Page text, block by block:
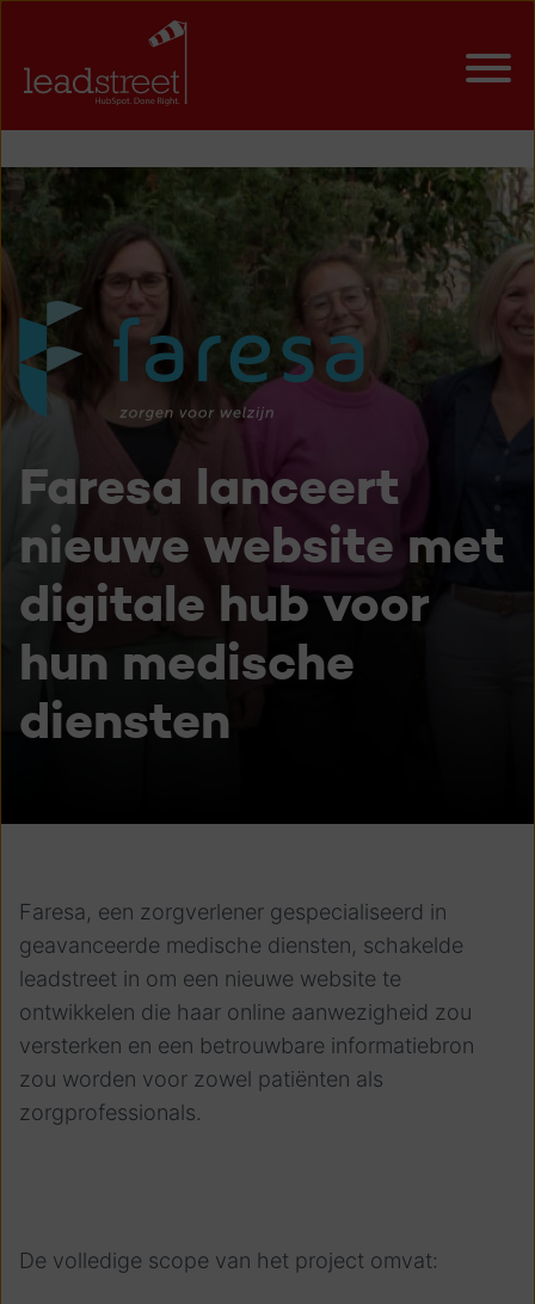
Faresa lanceert
nieuwe website met
digitale hub voor
hun medische
diensten
Faresa, een zorgverlener gespecialiseerd in
geavanceerde medische diensten, schakelde
leadstreet in om een nieuwe website te
ontwikkelen die haar online aanwezigheid zou
versterken en een betrouwbare informatiebron
zou worden voor zowel patiënten als
zorgprofessionals.
De volledige scope van het project omvat: